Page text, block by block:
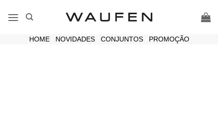
HOME| NOVIDADES| CONJUNTOS| PROMOÇÃO